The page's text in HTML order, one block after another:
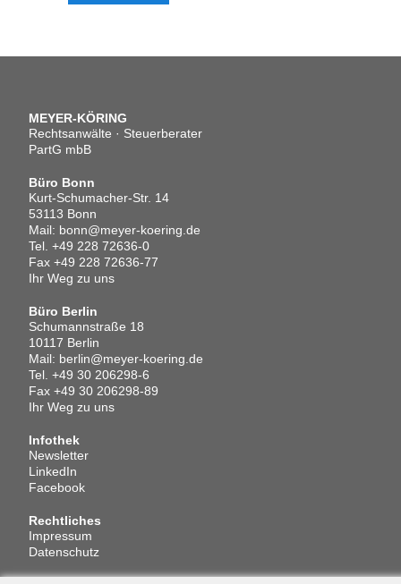
MEYER-KÖRING
Rechtsanwälte · Steuerberater
PartG mbB
Büro Bonn
Kurt-Schumacher-Str. 14
53113 Bonn
Mail: bonn@meyer-koering.de
Tel. +49 228 72636-0
Fax +49 228 72636-77
Ihr Weg zu uns
Büro Berlin
Schumannstraße 18
10117 Berlin
Mail: berlin@meyer-koering.de
Tel. +49 30 206298-6
Fax +49 30 206298-89
Ihr Weg zu uns
Infothek
Newsletter
LinkedIn
Facebook
Rechtliches
Impressum
Datenschutz